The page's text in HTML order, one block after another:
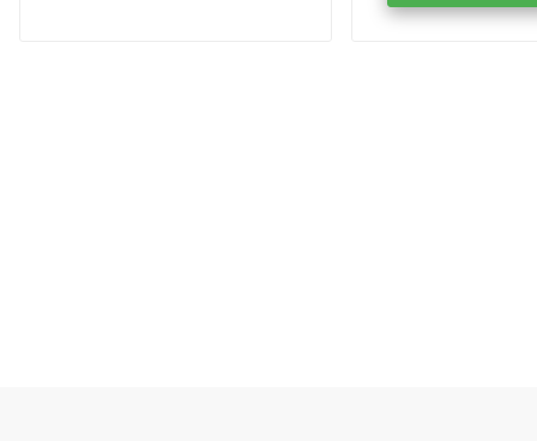
Volkswagen